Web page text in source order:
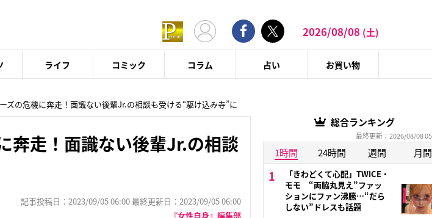
2026/08/08 (土)
ライフ コミック コラム 占い お買い物
の危機に奔走！面識ない後輩Jr.の相談も受ける“駆け込み寺”に
走！面識ない後輩Jr.の相談
記事投稿日：2023/09/05 06:00 最終更新日：2023/09/05 06:00
『女性自身』編集部
総合ランキング
最終更新：2026/08/08
1時間 24時間 週間 月間
「きわどくて心配」TWICE・
モモ “両脇丸見え”ファッ
ションにファン沸騰…“だら
しない”ドレスも話題